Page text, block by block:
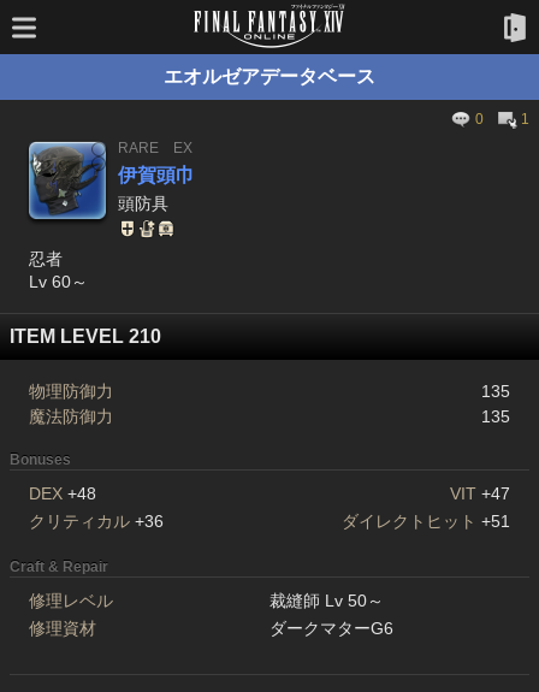
エオルゼアデータベース
0
1
RARE
EX
伊賀頭巾
頭防具
忍者
Lv 60～
ITEM LEVEL 210
物理防御力
135
魔法防御力
135
Bonuses
DEX +48 VIT +47
クリティカル +36 ダイレクトヒット +51
Craft & Repair
修理レベル
裁縫師 Lv 50～
修理資材
ダークマターG6